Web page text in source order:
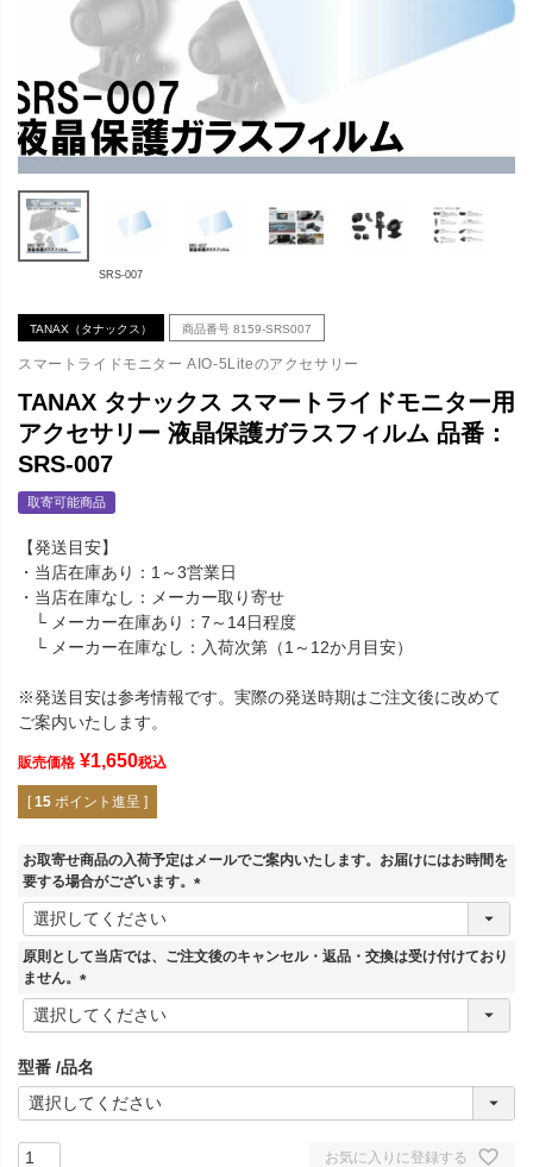
SRS-007
TANAX（タナックス） 商品番号 8159-SRS007
スマートライドモニター AIO-5Liteのアクセサリー
TANAX タナックス スマートライドモニター用
アクセサリー 液晶保護ガラスフィルム 品番：
SRS-007
取寄可能商品
【発送目安】
・当店在庫あり：1～3営業日
・当店在庫なし：メーカー取り寄せ
└ メーカー在庫あり：7～14日程度
└ メーカー在庫なし：入荷次第（1～12か月目安）
※発送目安は参考情報です。実際の発送時期はご注文後に改めて
ご案内いたします。
販売価格 ¥1,650税込
[ 15 ポイント進呈 ]
お取寄せ商品の入荷予定はメールでご案内いたします。お届けにはお時間を
要する場合がございます。
(
須
原則として当店では、ご注文後のキャンセル・返品・交換は受け付けており
ません。
(
必
)
型番 品名
お気に入りに登録する